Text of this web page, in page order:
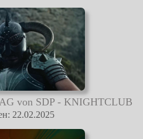
von SDP - KNIGHTCLUB
22.02.2025